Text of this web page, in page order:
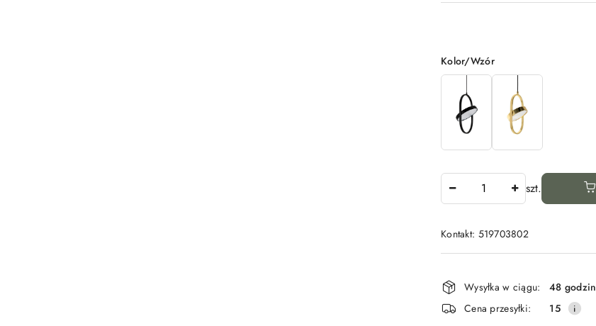
Wariant
Kolor/Wzór
szt.
Kontakt: 519703802
i
dostawa
Wysyłka w ciągu:
48 godzin
Cena przesyłki:
15